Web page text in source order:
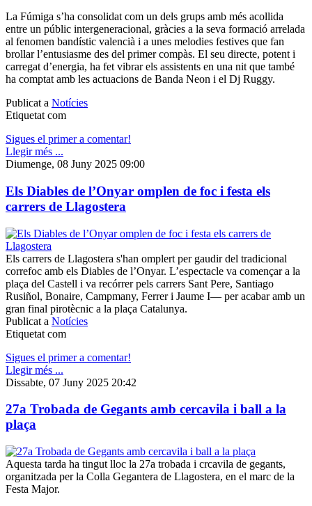
La Fúmiga s’ha consolidat com un dels grups amb més acollida
entre un públic intergeneracional, gràcies a la seva formació arrelada
al fenomen bandístic valencià i a unes melodies festives que fan
brollar l’entusiasme des del primer compàs. El seu directe, potent i
carregat d’energia, ha fet vibrar els assistents en una nit que també
ha comptat amb les actuacions de Banda Neon i el Dj Ruggy.
Publicat a Notícies
Etiquetat com
Sigues el primer a comentar!
Llegir més ...
Diumenge, 08 Juny 2025 09:00
Els Diables de l’Onyar omplen de foc i festa els
carrers de Llagostera
Els carrers de Llagostera s'han omplert per gaudir del tradicional
correfoc amb els Diables de l’Onyar. L’espectacle va començar a la
plaça del Castell i va recórrer pels carrers Sant Pere, Santiago
Rusiñol, Bonaire, Campmany, Ferrer i Jaume I— per acabar amb un
gran final pirotècnic a la plaça Catalunya.
Publicat a Notícies
Etiquetat com
Sigues el primer a comentar!
Llegir més ...
Dissabte, 07 Juny 2025 20:42
27a Trobada de Gegants amb cercavila i ball a la
plaça
Aquesta tarda ha tingut lloc la 27a trobada i crcavila de gegants,
organitzada per la Colla Gegantera de Llagostera, en el marc de la
Festa Major.